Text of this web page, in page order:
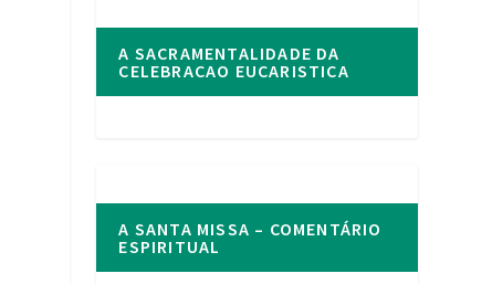
A SACRAMENTALIDADE DA
CELEBRACAO EUCARISTICA
A SANTA MISSA – COMENTÁRIO
ESPIRITUAL